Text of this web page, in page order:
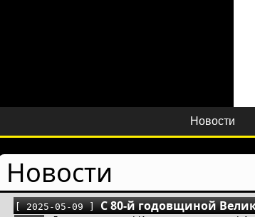
Новости
Новости
[ 2025-05-09 ]C 80-й годовщиной